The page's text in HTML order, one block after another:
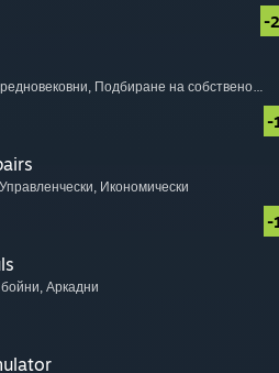
-
, Подбиране на собствено приключение
-
, Икономически
-
, Аркадни